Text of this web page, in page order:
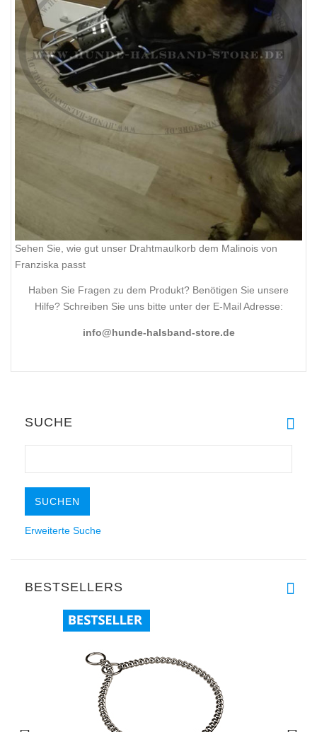
Sehen Sie, wie gut unser Drahtmaulkorb dem Malinois von
Franziska passt
Haben Sie Fragen zu dem Produkt? Benötigen Sie unsere
Hilfe? Schreiben Sie uns bitte unter der E-Mail Adresse:
info@hunde-halsband-store.de
SUCHE
Erweiterte Suche
BESTSELLERS